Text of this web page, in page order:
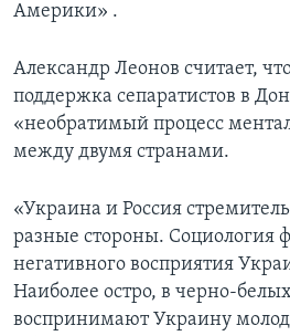
Америки» .
Александр Леонов считает,
поддержка сепаратистов в
«необратимый процесс
между двумя странами.
«Украина и Россия
разные стороны. Социология
негативного восприятия
Наиболее остро, в черно-
воспринимают Украину